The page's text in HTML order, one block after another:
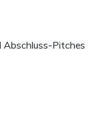
Abschluss-Pitches